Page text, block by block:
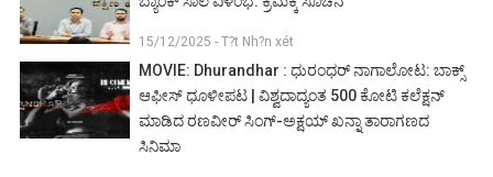
15/12/2025 - T?t Nh?n xét
MOVIE: Dhurandhar : ಧುರಂಧರ್ ನಾಗಾಲೋಟ: ಬಾಕ್ಸ್
ಆಫೀಸ್ ಧೂಳೀಪಟ | ವಿಶ್ವದಾದ್ಯಂತ 500 ಕೋಟಿ ಕಲೆಕ್ಷನ್
ಮಾಡಿದ ರಣವೀರ್ ಸಿಂಗ್-ಅಕ್ಷಯ್ ಖನ್ನಾ ತಾರಾಗಣದ
ಸಿನಿಮಾ